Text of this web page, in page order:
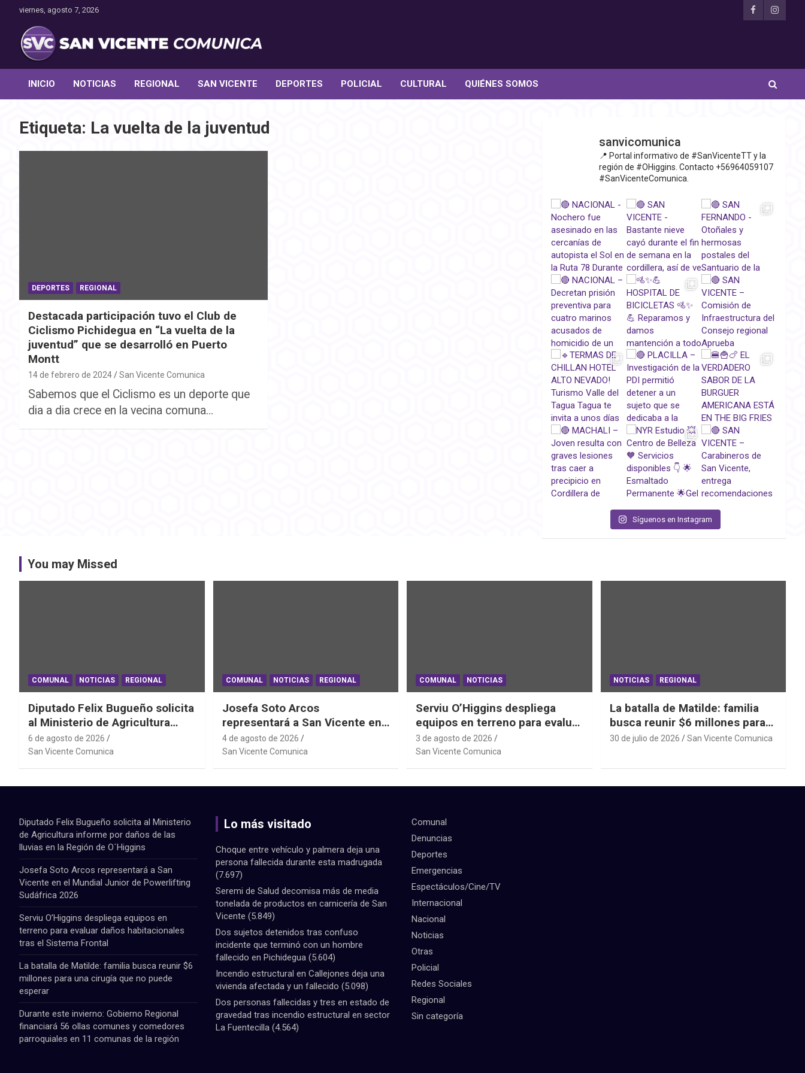
contenido
viernes, agosto 7, 2026
San Vicente Comunica
Toda la actualidad noticiosa de nuestra comuna
INICIO
NOTICIAS REGIONAL SAN VICENTE DEPORTES POLICIAL CULTURAL QUIÉNES SOMOS
Etiqueta: La vuelta de la juventud
DEPORTES REGIONAL
Destacada participación tuvo el Club de
Ciclismo Pichidegua en “La vuelta de la
juventud” que se desarrolló en Puerto
Montt
14 de febrero de 2024 San Vicente Comunica
Sabemos que el Ciclismo es un deporte que
dia a dia crece en la vecina comuna…
sanvicomunica
📍 Portal informativo de #SanVicenteTT y la
región de #OHiggins. Contacto +56964059107
#SanVicenteComunica.
Síguenos en Instagram
You may Missed
COMUNAL NOTICIAS REGIONAL
Diputado Felix Bugueño solicita
al Ministerio de Agricultura
informe por daños de las lluvias
en la Región de O´Higgins
6 de agosto de 2026
San Vicente Comunica
COMUNAL NOTICIAS REGIONAL
Josefa Soto Arcos
representará a San Vicente en
el Mundial Junior de
Powerlifting Sudáfrica 2026
4 de agosto de 2026
San Vicente Comunica
COMUNAL NOTICIAS
Serviu O’Higgins despliega
equipos en terreno para evaluar
daños habitacionales tras el
Sistema Frontal
3 de agosto de 2026
San Vicente Comunica
NOTICIAS REGIONAL
La batalla de Matilde: familia
busca reunir $6 millones para
una cirugía que no puede
30 de julio de 2026 San Vicente Comunica
Diputado Felix Bugueño solicita al Ministerio
de Agricultura informe por daños de las
lluvias en la Región de O´Higgins
Josefa Soto Arcos representará a San
Vicente en el Mundial Junior de Powerlifting
Sudáfrica 2026
Serviu O’Higgins despliega equipos en
terreno para evaluar daños habitacionales
tras el Sistema Frontal
La batalla de Matilde: familia busca reunir $6
millones para una cirugía que no puede
esperar
Durante este invierno: Gobierno Regional
financiará 56 ollas comunes y comedores
parroquiales en 11 comunas de la región
Lo más visitado
Choque entre vehículo y palmera deja una
persona fallecida durante esta madrugada
(7.697)
Seremi de Salud decomisa más de media
tonelada de productos en carnicería de San
Vicente (5.849)
Dos sujetos detenidos tras confuso
incidente que terminó con un hombre
fallecido en Pichidegua (5.604)
Incendio estructural en Callejones deja una
vivienda afectada y un fallecido (5.098)
Dos personas fallecidas y tres en estado de
gravedad tras incendio estructural en sector
La Fuentecilla (4.564)
Comunal
Denuncias
Deportes
Emergencias
Espectáculos/Cine/TV
Internacional
Nacional
Noticias
Otras
Policial
Redes Sociales
Regional
Sin categoría